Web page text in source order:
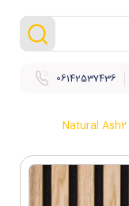
06142537436